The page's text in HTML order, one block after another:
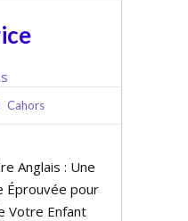
Cahors
Anglais : Une
Éprouvée pour
Votre Enfant